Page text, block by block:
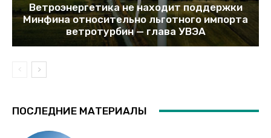
Ветроэнергетика не находит поддержки
Минфина относительно льготного импорта
ветротурбин — глава УВЭА
ПОСЛЕДНИЕ МАТЕРИАЛЫ